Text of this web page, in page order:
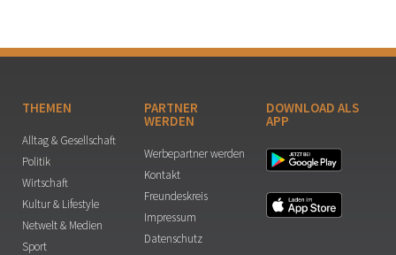
THEMEN
Alltag & Gesellschaft
Politik
Wirtschaft
Kultur & Lifestyle
Netwelt & Medien
Sport
PARTNER
WERDEN
Werbepartner werden
Kontakt
Freundeskreis
Impressum
Datenschutz
DOWNLOAD ALS
APP